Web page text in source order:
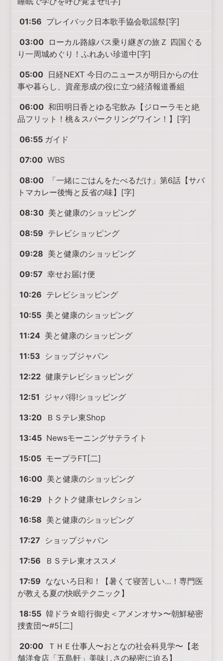
01:56 プレイバック日本歌手協会歌謡祭[字]
03:00 ローカル路線バス乗り継ぎの旅Ｚ 四国ぐる
り一周城めぐり！ふれあい珍道中[字]
05:00 日経NEXT 今日のニュースが明日からの仕
事や暮らし、資産形成の役に立つ経済報道番組
06:00 和田明日香とゆる宅飲み【ジローラモと絶
品フリット！桃＆スパークリングワイン！】[字]
06:55 ガイド
07:00 WBS
08:00
「一緒にごはんをたべるだけ」第6話【サバ
トマカレー後悔と反省の味】[字]
08:30 美と健康のショッピング
08:59 テレビショッピング
09:28 美と健康のショッピング
09:57 幸せお届け便
10:26 テレビショッピング
10:55 美と健康のショッピング
11:24 美と健康のショッピング
11:53 ショップジャパン
12:22 健康テレビショッピング
12:51 ジャパ得!ショッピング
13:20 ＢＳテレ東Shop
13:45 Newsモーニングサテライト
15:05 モープラFT[二]
16:00 美と健康のショッピング
16:29 トクトク健康セレクション
16:58 美と健康のショッピング
17:27 ショップジャパン
17:56 ＢＳテレ東オススメ
17:59 なないろ日和！【暑くて寝苦しい…！専門医
が教える夏の快眠テクニック】
18:55 韓ドラ☆暗行御史＜アメンオサ>〜朝鮮秘密
捜査団〜#5[二]
20:00
ＴＨＥ仕事人〜おとなの社会科見学〜【老
舗洋食店「五島軒」美味しさの秘密に迫る】